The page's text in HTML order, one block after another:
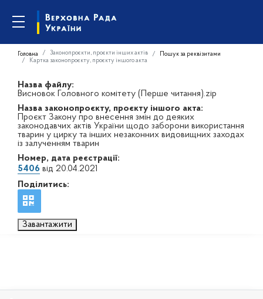
Головна Законопроєкти, проєкти інших актів
Пошук за реквізитами
Картка законопроєкту, проєкту іншого акта
Назва файлу:
Висновок Головного комітету (Перше читання).zip
Назва законопроєкту, проєкту іншого акта:
Проєкт Закону про внесення змін до деяких
законодавчих актів України щодо заборони використання
тварин у цирку та інших незаконних видовищних заходах
із залученням тварин
Номер, дата реєстрації:
5406 від 20.04.2021
Поділитись:
Завантажити